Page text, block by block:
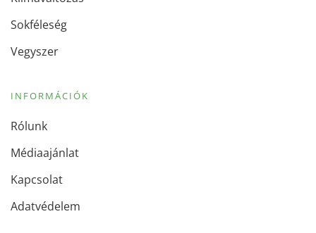
Sokféleség
Vegyszer
INFORMÁCIÓK
Rólunk
Médiaajánlat
Kapcsolat
Adatvédelem